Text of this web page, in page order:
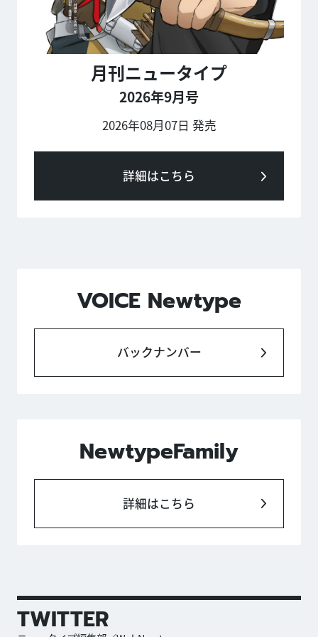
月刊ニュータイプ
2026年9月号
2026年08月07日 発売
詳細はこちら
VOICE Newtype
バックナンバー
NewtypeFamily
詳細はこちら
TWITTER